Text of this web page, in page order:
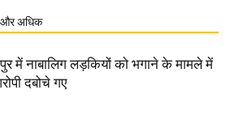
अधिक
में नाबालिग लड़कियों को भगाने के मामले में
दबोचे गए